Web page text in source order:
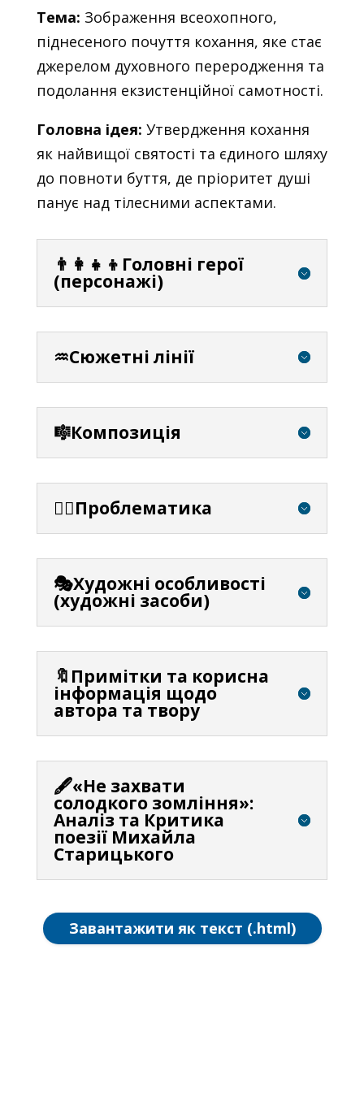
Тема: Зображення всеохопного,
піднесеного почуття кохання, яке стає
джерелом духовного переродження та
подолання екзистенційної самотності.
Головна ідея: Утвердження кохання
як найвищої святості та єдиного шляху
до повноти буття, де пріоритет душі
панує над тілесними аспектами.
👨‍👩‍👧‍👦Головні герої
(персонажі)
♒Сюжетні лінії
🎼Композиція
⛓️‍💥Проблематика
🎭Художні особливості
(художні засоби)
🔖Примітки та корисна
інформація щодо
автора та твору
🖋️«Не захвати
солодкого зомління»:
Аналіз та Критика
поезії Михайла
Старицького
Завантажити як текст (.html)